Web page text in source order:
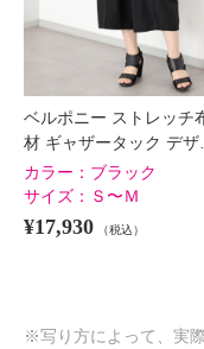
ベルポニー ストレッチ
材 ギャザータック デザ
カラー： ブラック
サイズ： Ｓ〜Ｍ
¥17,930 （税込）
※写り方によって、実